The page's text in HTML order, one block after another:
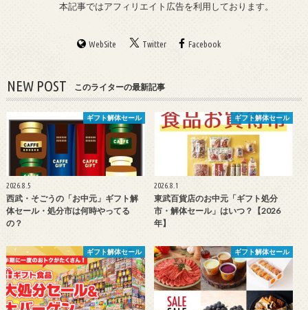
本記事ではアフィリエイト広告を利用しております。
WebSite Twitter Facebook
NEW POST このライターの最新記事
ギフト解体セール
2026.8.5
西武・そごうの「お中元」ギフト解
体セール・処分市は何時やってる
の？
ギフト解体セール
2026.8.1
東武百貨店のお中元「ギフト処分
市・解体セール」はいつ？【2026
年】
ギフト解体セール ギフト解体セール